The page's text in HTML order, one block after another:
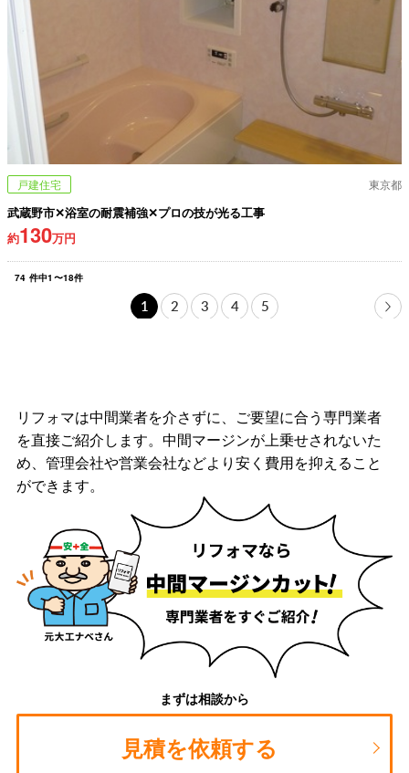
戸建住宅 東京都
武蔵野市✕浴室の耐震補強✕プロの技が光る工事
約130万円
74 件中1 〜18件
1 2 3 4 5
リフォマは中間業者を介さずに、ご要望に合う専門業者
を直接ご紹介します。中間マージンが上乗せされないた
め、管理会社や営業会社などより安く費用を抑えること
ができます。
まずは相談から
見積を依頼する